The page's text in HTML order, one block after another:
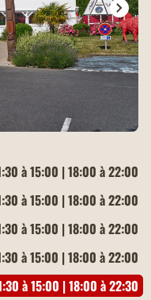
à 15:00 | 18:00 à 22:00
à 15:00 | 18:00 à 22:00
à 15:00 | 18:00 à 22:00
à 15:00 | 18:00 à 22:00
à 15:00 | 18:00 à 22:30